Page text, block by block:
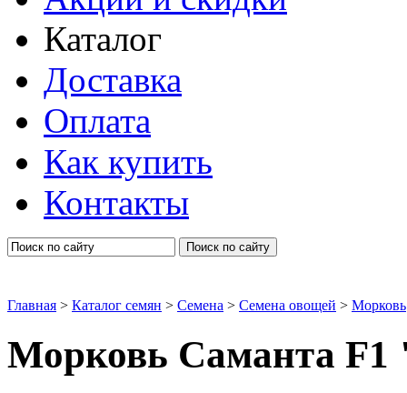
Каталог
Доставка
Оплата
Как купить
Контакты
Поиск по сайту
Главная > Каталог семян > Семена > Семена овощей > Морковь
Морковь Саманта F1